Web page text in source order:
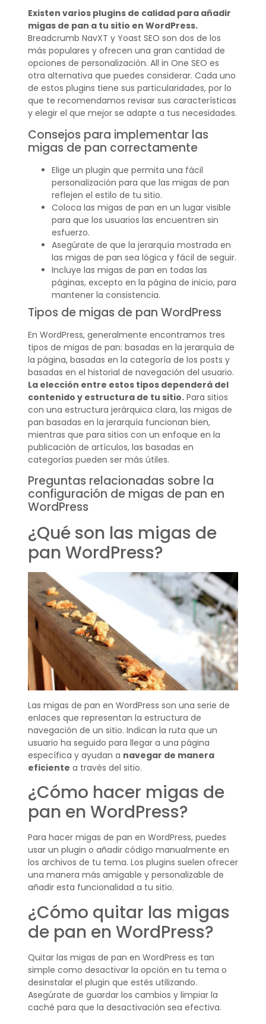
Existen varios plugins de calidad para añadir
migas de pan a tu sitio en WordPress.
Breadcrumb NavXT y Yoast SEO son dos de los
más populares y ofrecen una gran cantidad de
opciones de personalización. All in One SEO es
otra alternativa que puedes considerar. Cada uno
de estos plugins tiene sus particularidades, por lo
que te recomendamos revisar sus características
y elegir el que mejor se adapte a tus necesidades.
Consejos para implementar las
migas de pan correctamente
Elige un plugin que permita una fácil
personalización para que las migas de pan
reflejen el estilo de tu sitio.
Coloca las migas de pan en un lugar visible
para que los usuarios las encuentren sin
esfuerzo.
Asegúrate de que la jerarquía mostrada en
las migas de pan sea lógica y fácil de seguir.
Incluye las migas de pan en todas las
páginas, excepto en la página de inicio, para
mantener la consistencia.
Tipos de migas de pan WordPress
En WordPress, generalmente encontramos tres
tipos de migas de pan: basadas en la jerarquía de
la página, basadas en la categoría de los posts y
basadas en el historial de navegación del usuario.
La elección entre estos tipos dependerá del
contenido y estructura de tu sitio.Para sitios
con una estructura jerárquica clara, las migas de
pan basadas en la jerarquía funcionan bien,
mientras que para sitios con un enfoque en la
publicación de artículos, las basadas en
categorías pueden ser más útiles.
Preguntas relacionadas sobre la
configuración de migas de pan en
WordPress
¿Qué son las migas de
pan WordPress?
Las migas de pan en WordPress son una serie de
enlaces que representan la estructura de
navegación de un sitio. Indican la ruta que un
usuario ha seguido para llegar a una página
específica y ayudan a navegar de manera
eficiente a través del sitio.
¿Cómo hacer migas de
pan en WordPress?
Para hacer migas de pan en WordPress, puedes
usar un plugin o añadir código manualmente en
los archivos de tu tema. Los plugins suelen ofrecer
una manera más amigable y personalizable de
añadir esta funcionalidad a tu sitio.
¿Cómo quitar las migas
de pan en WordPress?
Quitar las migas de pan en WordPress es tan
simple como desactivar la opción en tu tema o
desinstalar el plugin que estés utilizando.
Asegúrate de guardar los cambios y limpiar la
caché para que la desactivación sea efectiva.